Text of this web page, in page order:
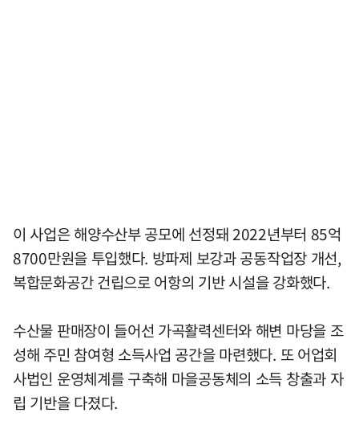
이 사업은 해양수산부 공모에 선정돼 2022년부터 85억
8700만원을 투입했다. 방파제 보강과 공동작업장 개선,
복합문화공간 건립으로 어항의 기반 시설을 강화했다.
수산물 판매장이 들어선 가곡활력센터와 해변 마당을 조
성해 주민 참여형 소득사업 공간을 마련했다. 또 어업회
사법인 운영체계를 구축해 마을공동체의 소득 창출과 자
립 기반을 다졌다.